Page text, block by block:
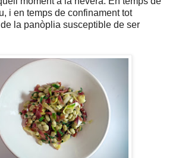
i en temps de confinament tot
la panòplia susceptible de ser